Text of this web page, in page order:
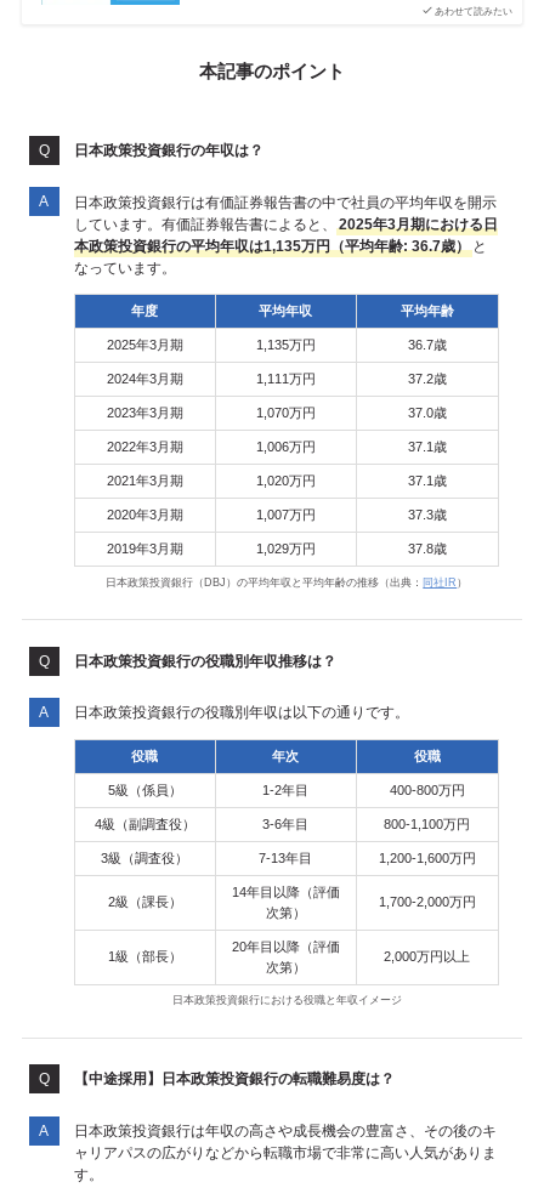
あわせて読みたい
本記事のポイント
日本政策投資銀行の年収は？
日本政策投資銀行は有価証券報告書の中で社員の平均年収を開示
しています。有価証券報告書によると、
2025年3月期における日
本政策投資銀行の平均年収は1,135万円（平均年齢: 36.7歳）
と
なっています。
年度 平均年収 平均年齢
2025年3月期 1,135万円 36.7歳
2024年3月期 1,111万円 37.2歳
2023年3月期 1,070万円 37.0歳
2022年3月期 1,006万円 37.1歳
2021年3月期 1,020万円 37.1歳
2020年3月期 1,007万円 37.3歳
2019年3月期 1,029万円 37.8歳
日本政策投資銀行（DBJ）の平均年収と平均年齢の推移（出典： 同社IR ）
日本政策投資銀行の役職別年収推移は？
日本政策投資銀行の役職別年収は以下の通りです。
役職 年次 役職
5級（係員） 1-2年目 400-800万円
4級（副調査役） 3-6年目 800-1,100万円
3級（調査役） 7-13年目 1,200-1,600万円
2級（課長）
14年目以降（評価
次第）
1,700-2,000万円
1級（部長）
20年目以降（評価
次第）
2,000万円以上
日本政策投資銀行における役職と年収イメージ
【中途採用】日本政策投資銀行の転職難易度は？
日本政策投資銀行は年収の高さや成長機会の豊富さ、その後のキ
ャリアパスの広がりなどから転職市場で非常に高い人気がありま
す。